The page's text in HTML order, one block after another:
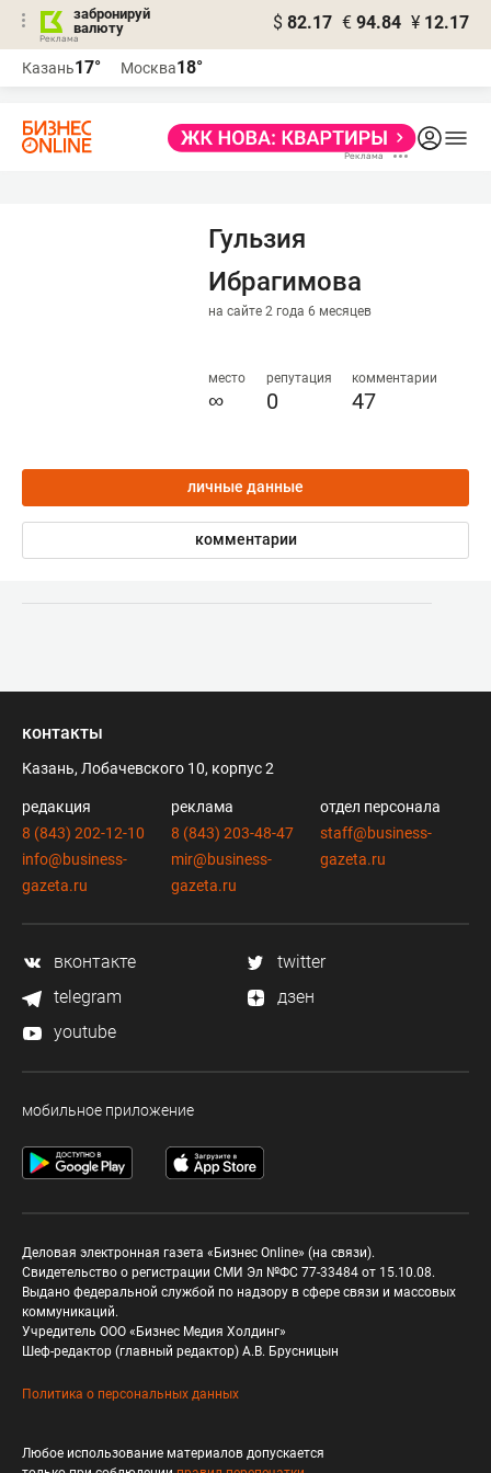
забронируй
валюту
$ 82.17 € 94.84 ¥ 12.17
Казань17° Москва18°
Гульзия
Ибрагимова
на сайте 2 года 6 месяцев
место
∞
репутация
0
комментарии
47
личные данные
комментарии
контакты
Казань, Лобачевского 10, корпус 2
редакция
8 (843) 202-12-10
info@business-
gazeta.ru
реклама
8 (843) 203-48-47
mir@business-
gazeta.ru
отдел персонала
staff@business-
gazeta.ru
вконтакте
twitter
telegram
дзен
youtube
мобильное приложение
Деловая электронная газета «Бизнес Online» (на связи).
Свидетельство о регистрации СМИ Эл №ФС 77-33484 от 15.10.08.
Выдано федеральной службой по надзору в сфере связи и массовых
коммуникаций.
Учредитель ООО «Бизнес Медия Холдинг»
Шеф-редактор (главный редактор) А.В. Брусницын
Политика о персональных данных
Любое использование материалов допускается